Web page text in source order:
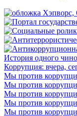
История одного
Коррупция: вчера,
Мы против
Мы против
Мы против
Мы против
Мы против